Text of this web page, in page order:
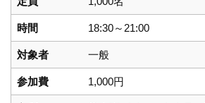
時間 18:30～21:00
対象者 一般
参加費 1,000円